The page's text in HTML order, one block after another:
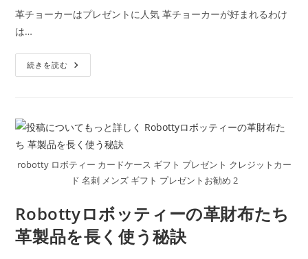
日:
ゴ
コ
メ
ン
ト:
革チョーカーはプレゼントに人気 革チョーカーが好まれるわけ
は…
続きを読む (Robotty)
ロ
チ
ョ
ー
カ
ー
赤
レ
ザ
本
革
ア
ク
セ
robotty ロボティー カードケース ギフト プレゼント クレジットカー
ド 名刺 メンズ ギフト プレゼントお勧め 2
Robottyロボッティーの革財布たち
革製品を長く使う秘訣